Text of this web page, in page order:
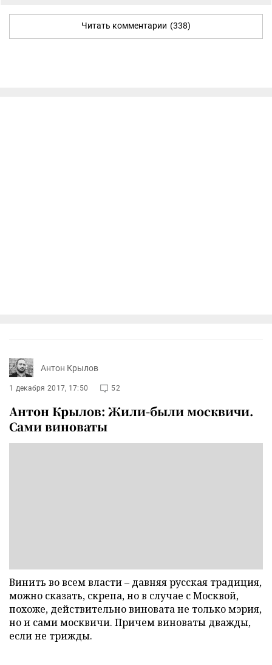
Читать комментарии (338)
Антон Крылов
1 декабря 2017, 17:50 52
Антон Крылов: Жили-были москвичи.
Сами виноваты
Винить во всем власти – давняя русская традиция,
можно сказать, скрепа, но в случае с Москвой,
похоже, действительно виновата не только мэрия,
но и сами москвичи. Причем виноваты дважды,
если не трижды.